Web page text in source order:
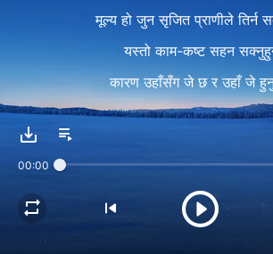
मूल्य हो जुन सृजित प्राणीले तिर्न
यस्तो काम-कष्ट सहन
कारण उहाँसँग जे छ र उहाँ जे
कोरस १
उहाँ जे गर्नुहुन्छ त्यो गर्न
00:00